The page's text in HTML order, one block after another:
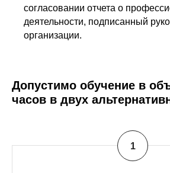
согласовании отчета о
деятельности, подписанный
организации.
Допустимо обучение в
часов в двух